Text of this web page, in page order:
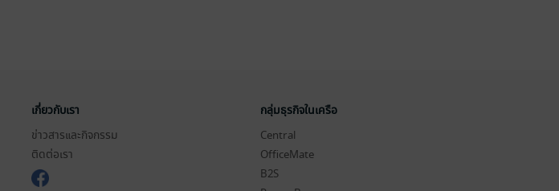
เกี่ยวกับเรา
ข่าวสารและกิจกรรม
ติดต่อเรา
กลุ่มธุรกิจในเครือ
Central
OfficeMate
B2S